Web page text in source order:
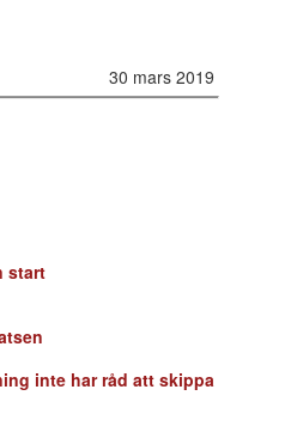
30 mars 2019
start
inte har råd att skippa